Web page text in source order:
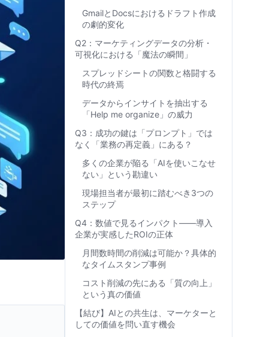
GmailとDocsにおけるドラフト作成
の劇的変化
Q2：マーケティングデータの分析・
可視化における「魔法の瞬間」
スプレッドシートの関数と格闘する
時代の終焉
データからインサイトを抽出する
「Help me organize」の威力
Q3：成功の鍵は「プロンプト」では
なく「業務の再定義」にある？
多くの企業が陥る「AIを使いこなせ
ない」という勘違い
現場担当者が最初に踏むべき3つの
ステップ
Q4：数値で見るインパクト――導入
企業が実感したROIの正体
月間数時間の削減は可能か？具体的
なタイムスタンプ事例
コスト削減の先にある「質の向上」
という真の価値
【結び】AIとの共生は、マーケターと
しての価値を問い直す機会